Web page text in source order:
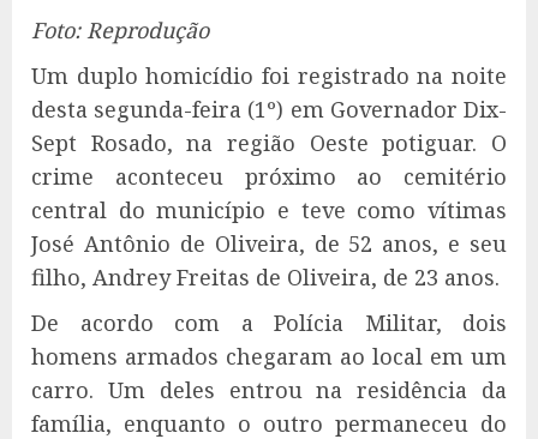
Foto: Reprodução
Um duplo homicídio foi registrado na noite
desta segunda-feira (1º) em Governador Dix-
Sept Rosado, na região Oeste potiguar. O
crime aconteceu próximo ao cemitério
central do município e teve como vítimas
José Antônio de Oliveira, de 52 anos, e seu
filho, Andrey Freitas de Oliveira, de 23 anos.
De acordo com a Polícia Militar, dois
homens armados chegaram ao local em um
carro. Um deles entrou na residência da
família, enquanto o outro permaneceu do